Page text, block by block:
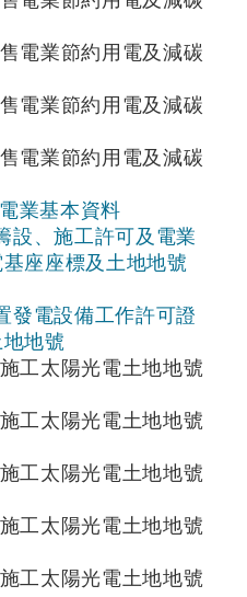
電業節約用電及減碳
電業節約用電及減碳
電業節約用電及減碳
業基本資料
設、施工許可及電業
座座標及土地地號
發電設備工作許可證
地號
工太陽光電土地地號
工太陽光電土地地號
工太陽光電土地地號
工太陽光電土地地號
工太陽光電土地地號